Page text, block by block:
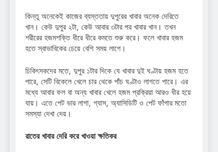
কিন্তু অনেকেই কাজের ব্যস্ততায় দুপুরের খাবার অনেক দেরিতে
খান। কেউ দুপুর ২টা, কেউ আবার ৩টার পর খাবার খান। তখন
শরীরের হজমশক্তি ধীরে ধীরে কমতে শুরু করে। ফলে খাবার হজম
হতে স্বাভাবিকের চেয়ে বেশি সময় লাগে।
চিকিৎসকদের মতে, দুপুর ১টার দিকে যে খাবার দুই ঘণ্টায় হজম হতে
পারে, সেটি বিকেলে খেলে চার থেকে পাঁচ ঘণ্টাও লাগতে পারে। এর
মধ্যে আবার ফল বা অন্য খাবার খেলে হজম প্রক্রিয়া আরও ধীর হয়ে
যায়। এতে পেট ভার লাগা, গ্যাস, অ্যাসিডিটি ও পেট ফাঁপার মতো
সমস্যা দেখা দেয়।
রাতের খাবার দেরি করে খাওয়া ক্ষতিকর